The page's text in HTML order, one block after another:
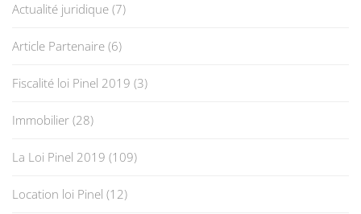
Actualité juridique (7)
Article Partenaire (6)
Fiscalité loi Pinel 2019 (3)
Immobilier (28)
La Loi Pinel 2019 (109)
Location loi Pinel (12)